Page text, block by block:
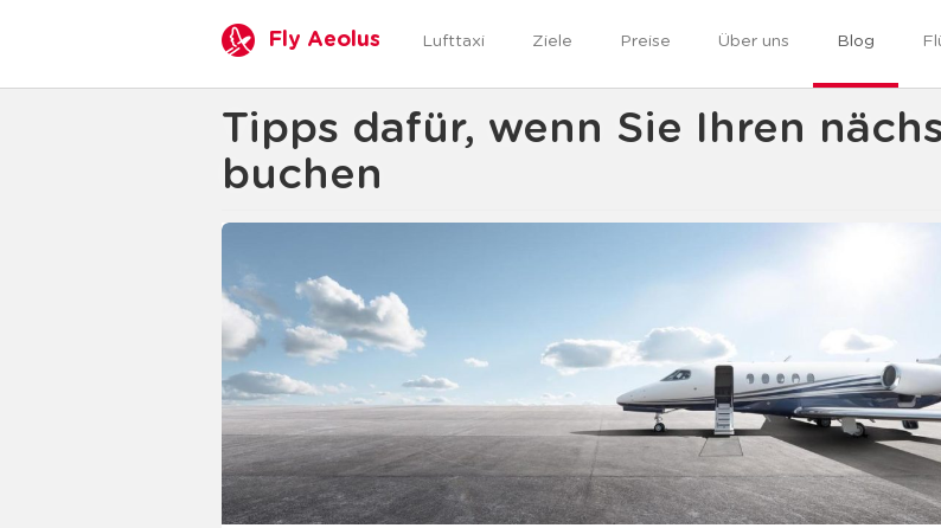
Fly Aeolus Lufttaxi Ziele Preise Über uns Blog
Tipps dafür, wenn Sie Ihren
buchen